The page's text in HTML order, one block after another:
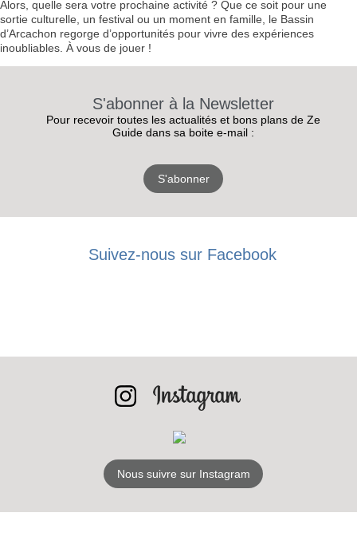
RECEVEZ
NEWSLETTER
S'ABONNER
Alors, quelle sera votre prochaine activité ? Que ce soit pour une
sortie culturelle, un festival ou un moment en famille, le Bassin
d’Arcachon regorge d’opportunités pour vivre des expériences
inoubliables. À vous de jouer !
S'abonner à la Newsletter
Pour recevoir toutes les actualités et bons plans de Ze
Guide dans sa boite e-mail :
S'abonner
Suivez-nous sur Facebook
Nous suivre sur Instagram